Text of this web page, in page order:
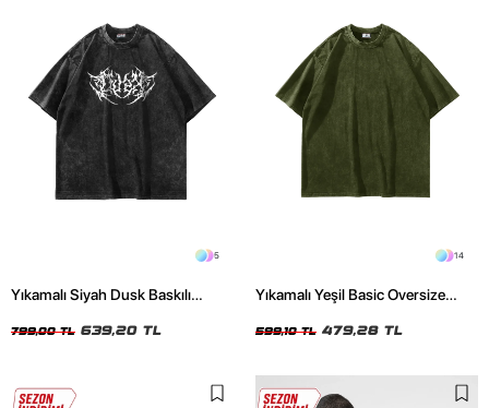
5
Yıkamalı Siyah Dusk Baskılı
799,00 TL 639,20 TL
14
Yıkamalı Yeşil Basic Oversize
599,10 TL 479,28 TL